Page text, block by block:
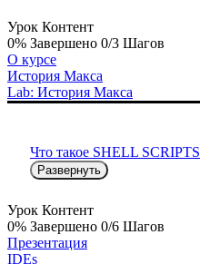
Урок Контент
0% Завершено 0/3 Шагов
О курсе
История Макса
Lab: История Макса
Что такое SHELL SCRIPTS
Развернуть
Урок Контент
0% Завершено 0/6 Шагов
Презентация
IDEs